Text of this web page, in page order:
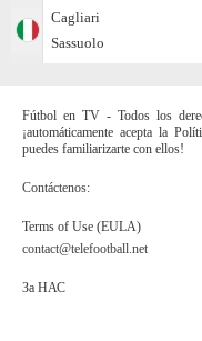
Cagliari
Sassuolo
Fútbol en TV - Todos los
¡automáticamente acepta la
puedes familiarizarte con ellos!
Contáctenos:
Terms of Use (EULA)
contact@telefootball.net
За НАС